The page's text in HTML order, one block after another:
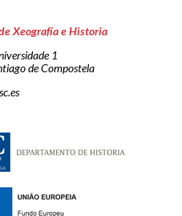
Xeografía e Historia
1
de Compostela